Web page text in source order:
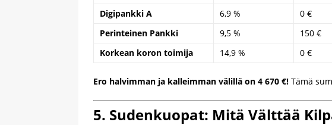
Digipankki A
6,9 % 0 €
Perinteinen Pankki
9,5 % 150 €
Korkean koron toimija
14,9 % 0 €
Ero halvimman ja kalleimman välillä on 4 670 €! Tämä
5. Sudenkuopat: Mitä Välttää